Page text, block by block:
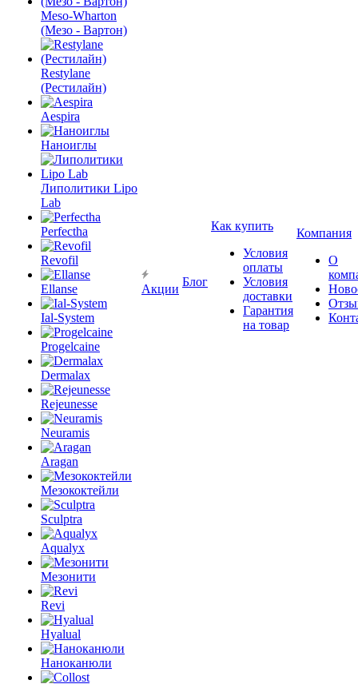
Meso-Wharton
(Мезо - Вартон)
Restylane
(Рестилайн)
Aespira
Наноиглы
Липолитики Lipo
Lab
Perfectha
Revofil
Ellanse
Ial-System
Progelcaine
Dermalax
Rejeunesse
Neuramis
Aragan
Мезококтейли
Sculptra
Aqualyx
Мезонити
Revi
Hyalual
Наноканюли
Акции
Блог
Как купить
Условия
оплаты
Условия
доставки
Гарантия
на товар
Компания
О